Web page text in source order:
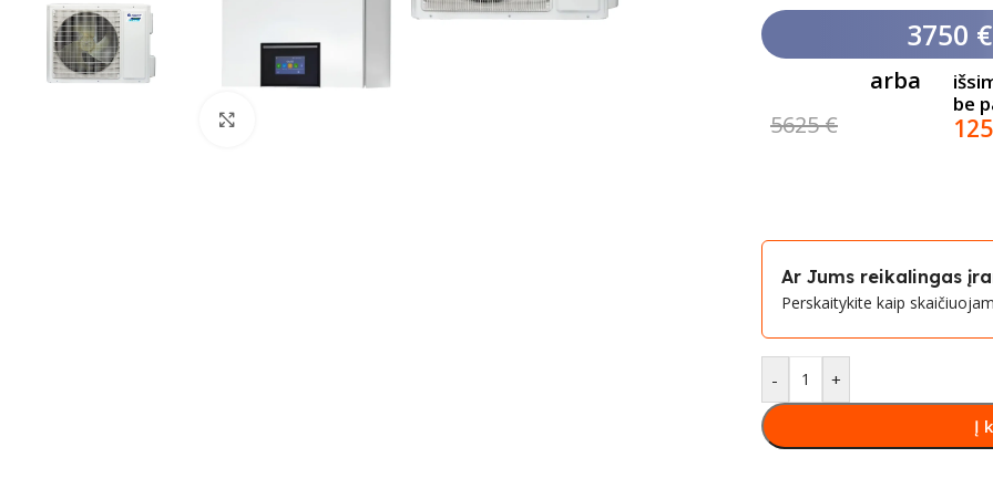
3750 €
5625 €
arba
be
Ar Jums reikalingas
Perskaitykite kaip
- +
Į